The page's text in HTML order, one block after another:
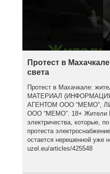
Протест в
света
Протест в Махачкале:
МАТЕРИАЛ
АГЕНТОМ ООО “МЕМО”,
ООО “МЕМО”. 18+ Жители
электричества, которые,
протеста
остается нерешенной уже
uzel.eu/articles/425548